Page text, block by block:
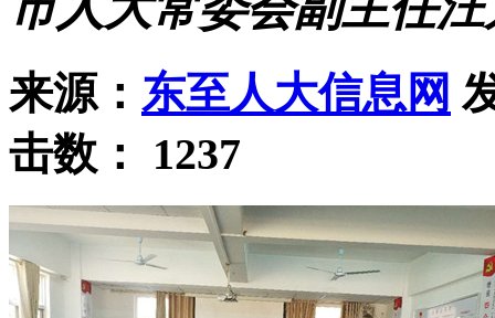
来源： 东至人大信息网
击数： 1237